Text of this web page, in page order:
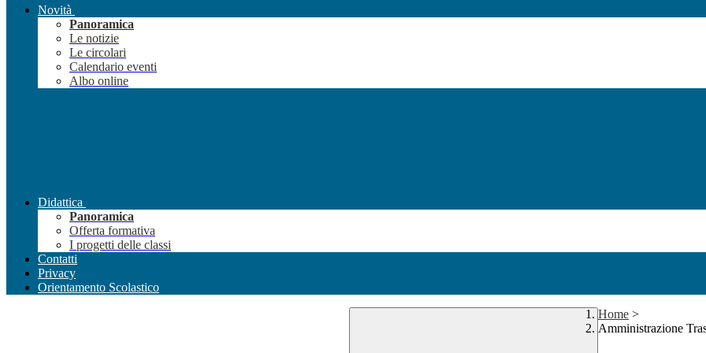
Novità
Panoramica
Le notizie
Le circolari
Calendario eventi
Albo online
Didattica
Panoramica
Offerta formativa
I progetti delle classi
Contatti
Privacy
Orientamento Scolastico
Home >
Amministrazione